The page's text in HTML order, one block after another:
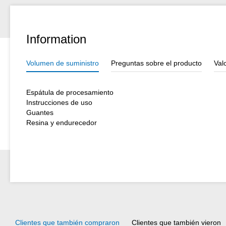
Information
Volumen de suministro Preguntas sobre el producto
Espátula de procesamiento
Instrucciones de uso
Guantes
Resina y endurecedor
Clientes que también compraron Clientes que también vieron